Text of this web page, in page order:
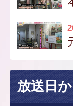
放送日